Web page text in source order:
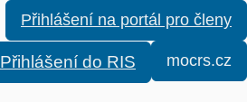
Přihlášení na portál pro členy
Přihlášení do RIS mocrs.cz